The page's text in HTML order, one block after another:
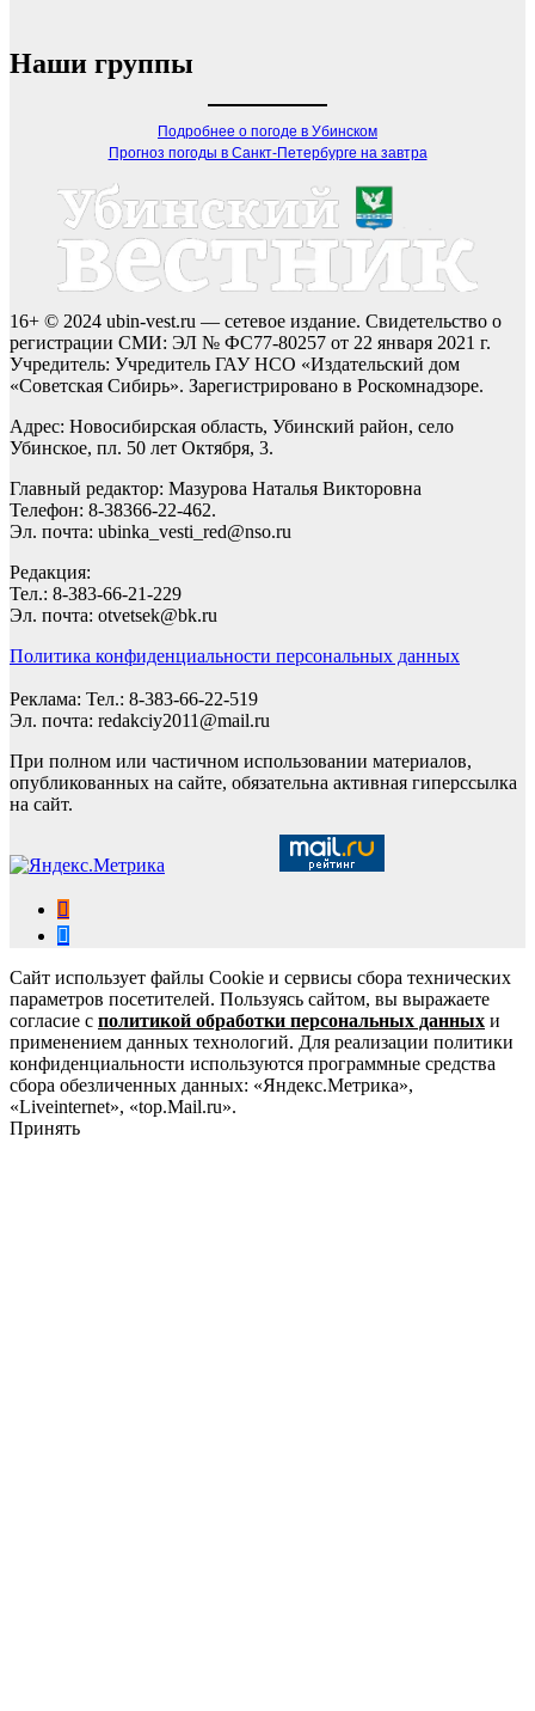
Наши группы
Подробнее о погоде в Убинском
Прогноз погоды в Санкт-Петербурге на завтра
16+ © 2024 ubin-vest.ru — сетевое издание. Свидетельство о
регистрации СМИ: ЭЛ № ФС77-80257 от 22 января 2021 г.
Учредитель: Учредитель ГАУ НСО «Издательский дом
«Советская Сибирь». Зарегистрировано в Роскомнадзоре.
Адрес: Новосибирская область, Убинский район, село
Убинское, пл. 50 лет Октября, 3.
Главный редактор: Мазурова Наталья Викторовна
Телефон: 8-38366-22-462.
Эл. почта: ubinka_vesti_red@nso.ru
Редакция:
Тел.: 8-383-66-21-229
Эл. почта: otvetsek@bk.ru
Политика конфиденциальности персональных данных
Реклама: Тел.: 8-383-66-22-519
Эл. почта: redakciy2011@mail.ru
При полном или частичном использовании материалов,
опубликованных на сайте, обязательна активная гиперссылка
на сайт.
Сайт использует файлы Cookie и сервисы сбора технических
параметров посетителей. Пользуясь сайтом, вы выражаете
согласие с политикой обработки персональных данных и
применением данных технологий. Для реализации политики
конфиденциальности используются программные средства
сбора обезличенных данных: «Яндекс.Метрика»,
«Liveinternet», «top.Mail.ru».
Принять